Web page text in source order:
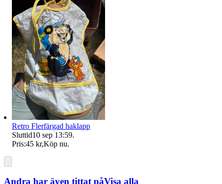
Retro Flerfärgad haklapp
Sluttid10 sep 13:59.
Pris:45 kr,Köp nu.
Andra har även tittat påVisa alla